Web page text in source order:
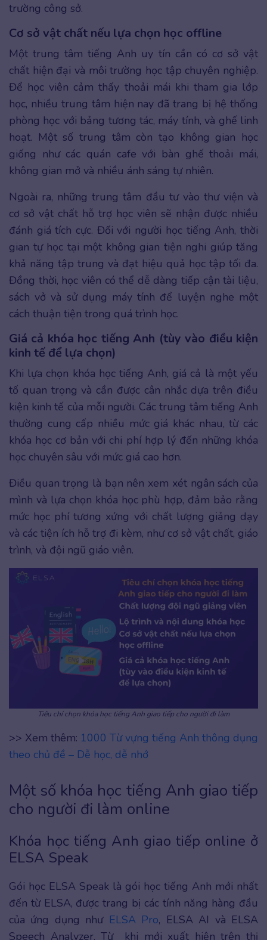
trường công sở.
Cơ sở vật chất nếu lựa chọn học offline
Một trung tâm tiếng Anh uy tín cần có cơ sở vật
chất hiện đại và môi trường học tập chuyên nghiệp.
Để học viên cảm thấy thoải mái khi tham gia lớp
học, nhiều trung tâm hiện nay đã trang bị hệ thống
phòng học với bảng tương tác, máy tính, và ghế linh
hoạt. Một số trung tâm còn tạo không gian học
giống như các quán cafe với bàn ghế thoải mái,
không gian mở và nhiều ánh sáng tự nhiên.
Ngoài ra, những trung tâm đầu tư vào thư viện và
cơ sở vật chất hỗ trợ học viên sẽ nhận được nhiều
đánh giá tích cực. Đối với người học tiếng Anh, thời
gian tự học tại một không gian tiện nghi giúp tăng
khả năng tập trung và đạt hiệu quả học tập tối đa.
Đồng thời, học viên có thể dễ dàng tiếp cận tài liệu,
sách vở và sử dụng máy tính để luyện nghe một
cách thuận tiện trong quá trình học.
Giá cả khóa học tiếng Anh (tùy vào điều kiện
kinh tế để lựa chọn)
Khi lựa chọn khóa học tiếng Anh, giá cả là một yếu
tố quan trọng và cần được cân nhắc dựa trên điều
kiện kinh tế của mỗi người. Các trung tâm tiếng Anh
thường cung cấp nhiều mức giá khác nhau, từ các
khóa học cơ bản với chi phí hợp lý đến những khóa
học chuyên sâu với mức giá cao hơn.
Điều quan trọng là bạn nên xem xét ngân sách của
mình và lựa chọn khóa học phù hợp, đảm bảo rằng
mức học phí tương xứng với chất lượng giảng dạy
và các tiện ích hỗ trợ đi kèm, như cơ sở vật chất, giáo
trình, và đội ngũ giáo viên.
Tiêu chí chọn khóa học tiếng Anh giao tiếp cho người đi làm
>> Xem thêm: 1000 Từ vựng tiếng Anh thông dụng
theo chủ đề – Dễ học, dễ nhớ
Một số khóa học tiếng Anh giao tiếp
cho người đi làm online
Khóa học tiếng Anh giao tiếp online ở
ELSA Speak
Gói học ELSA Speak là gói học tiếng Anh mới nhất
đến từ ELSA, được trang bị các tính năng hàng đầu
của ứng dụng như ELSA Pro, ELSA AI và ELSA
Speech Analyzer. Từ khi mới xuất hiện trên thị